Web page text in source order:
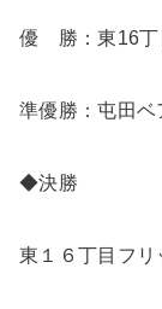
優 勝：東16丁
準優勝：屯田ベ
◆決勝
東１６丁目フ